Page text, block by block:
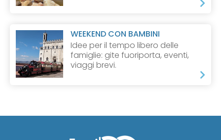
WEEKEND CON BAMBINI
Idee per il tempo libero delle
famiglie: gite fuoriporta, eventi,
viaggi brevi.